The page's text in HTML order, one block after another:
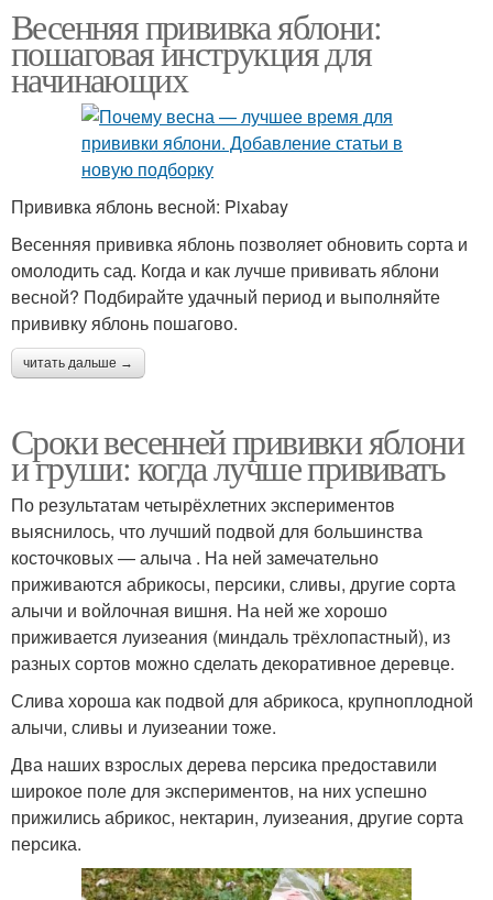
Весенняя прививка яблони:
пошаговая инструкция для
начинающих
Прививка яблонь весной: Pixabay
Весенняя прививка яблонь позволяет обновить сорта и
омолодить сад. Когда и как лучше прививать яблони
весной? Подбирайте удачный период и выполняйте
прививку яблонь пошагово.
читать дальше →
Сроки весенней прививки яблони
и груши: когда лучше прививать
По результатам четырёхлетних экспериментов
выяснилось, что лучший подвой для большинства
косточковых — алыча . На ней замечательно
приживаются абрикосы, персики, сливы, другие сорта
алычи и войлочная вишня. На ней же хорошо
приживается луизеания (миндаль трёхлопастный), из
разных сортов можно сделать декоративное деревце.
Слива хороша как подвой для абрикоса, крупноплодной
алычи, сливы и луизеании тоже.
Два наших взрослых дерева персика предоставили
широкое поле для экспериментов, на них успешно
прижились абрикос, нектарин, луизеания, другие сорта
персика.